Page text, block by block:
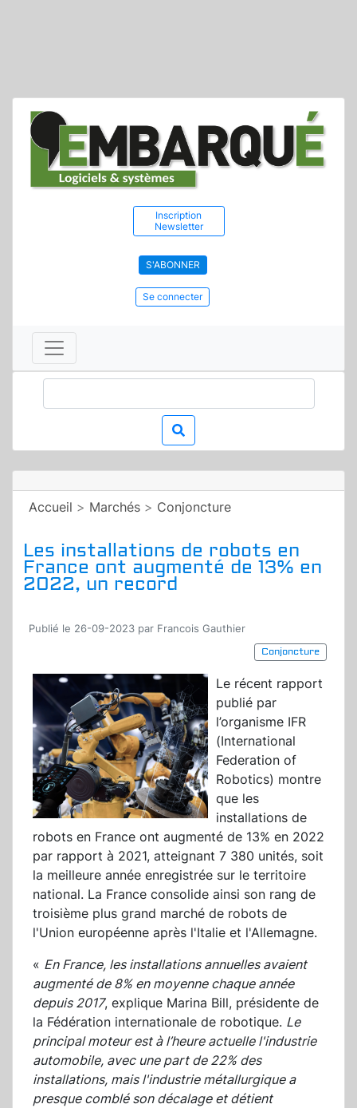
Inscription
Newsletter
S'ABONNER
Se connecter
Accueil > Marchés > Conjoncture
Les installations de robots en
France ont augmenté de 13% en
2022, un record
Publié le 26-09-2023 par Francois Gauthier
Conjoncture
Le récent rapport
publié par
l’organisme IFR
(International
Federation of
Robotics) montre
que les
installations de
robots en France ont augmenté de 13% en 2022
par rapport à 2021, atteignant 7 380 unités, soit
la meilleure année enregistrée sur le territoire
national. La France consolide ainsi son rang de
troisième plus grand marché de robots de
l'Union européenne après l'Italie et l'Allemagne.
« En France, les installations annuelles avaient
augmenté de 8% en moyenne chaque année
depuis 2017, explique Marina Bill, présidente de
la Fédération internationale de robotique. Le
principal moteur est à l’heure actuelle l'industrie
automobile, avec une part de 22% des
installations, mais l'industrie métallurgique a
presque comblé son décalage et détient